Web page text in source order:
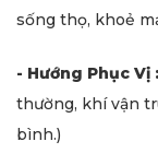
sống thọ, khoẻ
- Hướng Phục Vị
thường, khí vận
bình.)